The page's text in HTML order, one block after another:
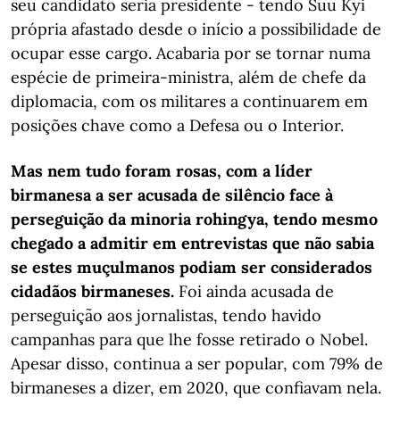
seu candidato seria presidente - tendo Suu Kyi
própria afastado desde o início a possibilidade de
ocupar esse cargo. Acabaria por se tornar numa
espécie de primeira-ministra, além de chefe da
diplomacia, com os militares a continuarem em
posições chave como a Defesa ou o Interior.
Mas nem tudo foram rosas, com a líder
birmanesa a ser acusada de silêncio face à
perseguição da minoria rohingya, tendo mesmo
chegado a admitir em entrevistas que não sabia
se estes muçulmanos podiam ser considerados
cidadãos birmaneses. Foi ainda acusada de
perseguição aos jornalistas, tendo havido
campanhas para que lhe fosse retirado o Nobel.
Apesar disso, continua a ser popular, com 79% de
birmaneses a dizer, em 2020, que confiavam nela.